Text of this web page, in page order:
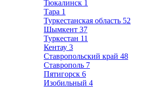
Тюкалинск 1
Тара 1
Туркестанская область 52
Шымкент 37
Туркестан 11
Кентау 3
Ставропольский край 48
Ставрополь 7
Пятигорск 6
Изобильный 4